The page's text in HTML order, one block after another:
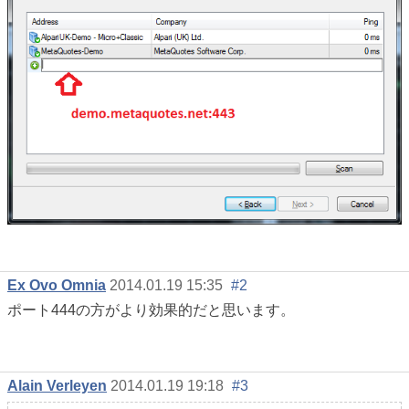
Ex Ovo Omnia 2014.01.19 15:35 #2
ポート444の方がより効果的だと思います。
Alain Verleyen 2014.01.19 19:18 #3